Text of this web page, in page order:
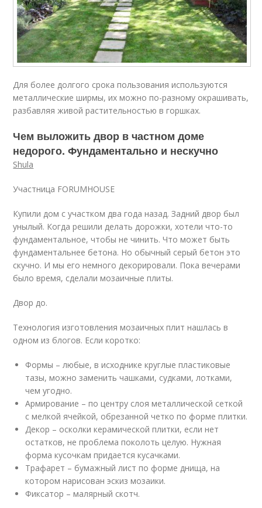
Для более долгого срока пользования используются
металлические ширмы, их можно по-разному окрашивать,
разбавляя живой растительностью в горшках.
Чем выложить двор в частном доме
недорого. Фундаментально и нескучно
Shula
Участница FORUMHOUSE
Купили дом с участком два года назад. Задний двор был
унылый. Когда решили делать дорожки, хотели что-то
фундаментальное, чтобы не чинить. Что может быть
фундаментальнее бетона. Но обычный серый бетон это
скучно. И мы его немного декорировали. Пока вечерами
было время, сделали мозаичные плиты.
Двор до.
Технология изготовления мозаичных плит нашлась в
одном из блогов. Если коротко:
Формы – любые, в исходнике круглые пластиковые
тазы, можно заменить чашками, судками, лотками,
чем угодно.
Армирование – по центру слоя металлической сеткой
с мелкой ячейкой, обрезанной четко по форме плитки.
Декор – осколки керамической плитки, если нет
остатков, не проблема поколоть целую. Нужная
форма кусочкам придается кусачками.
Трафарет – бумажный лист по форме днища, на
котором нарисован эскиз мозаики.
Фиксатор – малярный скотч.